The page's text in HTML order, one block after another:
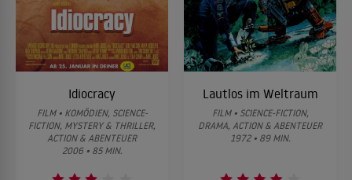
Idiocracy
FILM • KOMÖDIEN, SCIENCE-
FICTION, MYSTERY & THRILLER,
ACTION & ABENTEUER
2006 • 85 MIN.
Lautlos im Weltraum
FILM • SCIENCE-FICTION,
DRAMA, ACTION & ABENTEUER
1972 • 89 MIN.